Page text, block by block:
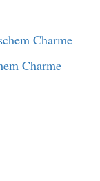
Charme